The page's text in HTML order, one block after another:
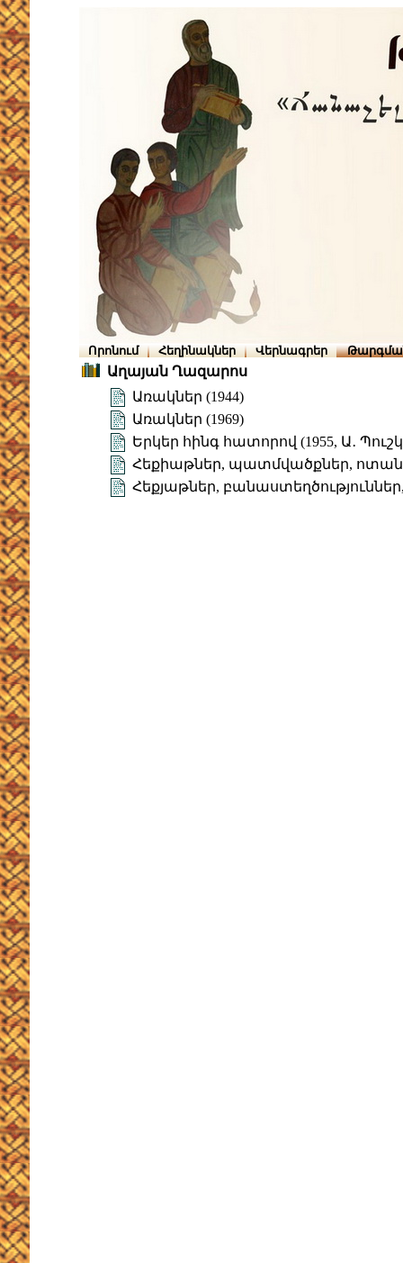
Որոնում Հեղինակներ Վերնագրեր
Աղայան Ղազարոս
Առակներ (1944)
Առակներ (1969)
Երկեր հինգ հատորով (1955, Ա․
Հեքիաթներ, պատմվածքներ,
Հեքյաթներ,